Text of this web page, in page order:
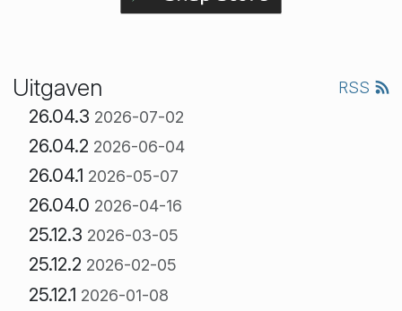
Uitgaven RSS
26.04.3 2026-07-02
26.04.2 2026-06-04
26.04.1 2026-05-07
26.04.0 2026-04-16
25.12.3 2026-03-05
25.12.2 2026-02-05
25.12.1 2026-01-08